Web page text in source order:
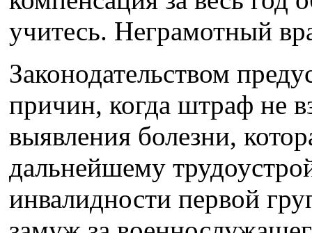
учитесь. Неграмотный
Законодательством
причин, когда штраф не
выявления болезни,
дальнейшему
инвалидности первой